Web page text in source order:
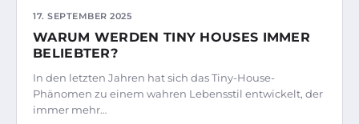
17. SEPTEMBER 2025
WARUM WERDEN TINY HOUSES IMMER
BELIEBTER?
In den letzten Jahren hat sich das Tiny-House-
Phänomen zu einem wahren Lebensstil entwickelt, der
immer mehr…